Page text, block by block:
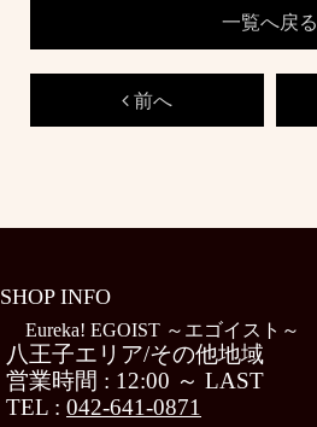
前へ
一覧へ戻る
SHOP INFO
Eureka! EGOIST ～エゴイスト～
八王子エリア/その他地域
営業時間 : 12:00 ～ LAST
TEL : 042-641-0871